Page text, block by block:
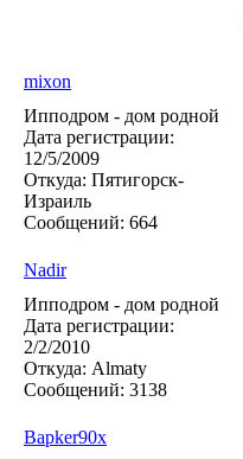
mixon
Ипподром - дом родной
Дата регистрации:
12/5/2009
Откуда: Пятигорск-
Израиль
Сообщений: 664
Nadir
Ипподром - дом родной
Дата регистрации:
2/2/2010
Откуда: Almaty
Сообщений: 3138
Bapker90x